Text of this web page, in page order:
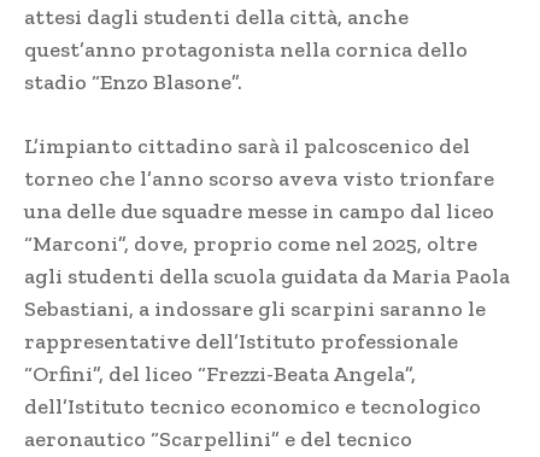
attesi dagli studenti della città, anche
quest’anno protagonista nella cornica dello
stadio “Enzo Blasone”.
L’impianto cittadino sarà il palcoscenico del
torneo che l’anno scorso aveva visto trionfare
una delle due squadre messe in campo dal liceo
“Marconi”, dove, proprio come nel 2025, oltre
agli studenti della scuola guidata da Maria Paola
Sebastiani, a indossare gli scarpini saranno le
rappresentative dell’Istituto professionale
“Orfini”, del liceo “Frezzi-Beata Angela”,
dell’Istituto tecnico economico e tecnologico
aeronautico “Scarpellini” e del tecnico